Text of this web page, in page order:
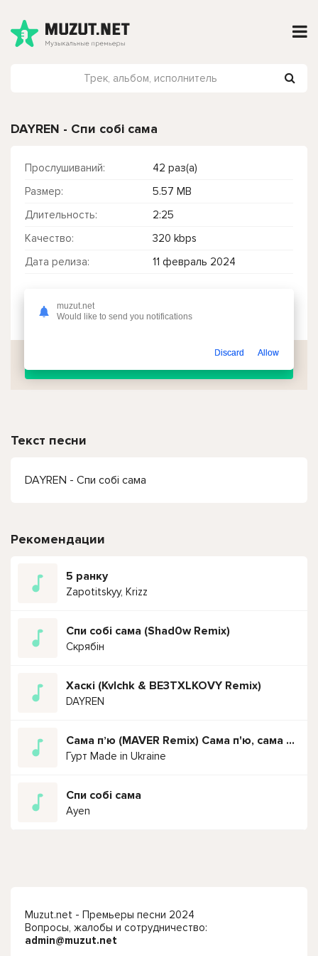
DAYREN - Спи собі сама
Прослушиваний:
42 раз(а)
Размер:
5.57 MB
Длительность:
2:25
Качество:
320 kbps
Дата релиза:
11 февраль 2024
Текст песни
DAYREN - Спи собі сама
Рекомендации
5 ранку
Zapotitskyy, Krizz
Спи собі сама (Shad0w Remix)
Скрябін
Хаскі (Kvlchk & BE3TXLKOVY Remix)
DAYREN
Сама пʼю (MAVER Remix) Сама п'ю, сама наливаю
Гурт Made in Ukraine
Спи собі сама
Ayen
Muzut.net - Премьеры песни 2024
Вопросы, жалобы и сотрудничество:
admin@muzut.net
muzut.net
Would like to send you notifications
Discard Allow